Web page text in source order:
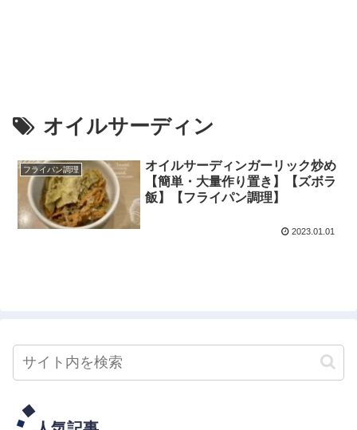
オイルサーディン
フライパン調理
オイルサーディンガーリック炒め
【簡単・大量作り置き】【ズボラ
飯】【フライパン調理】
2023.01.01